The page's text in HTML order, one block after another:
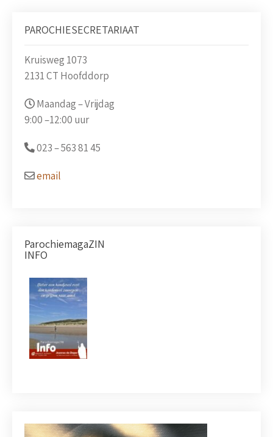
PAROCHIESECRETARIAAT
Kruisweg 1073
2131 CT Hoofddorp
Maandag – Vrijdag
9:00 –12:00 uur
023 –563 81 45
email
ParochiemagaZIN
INFO